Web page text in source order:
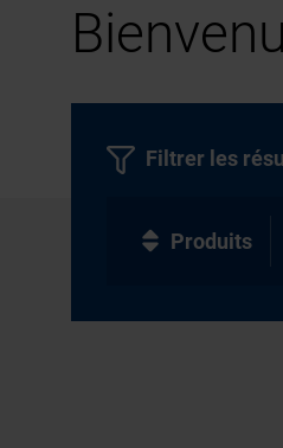
Filtrer les
Produits